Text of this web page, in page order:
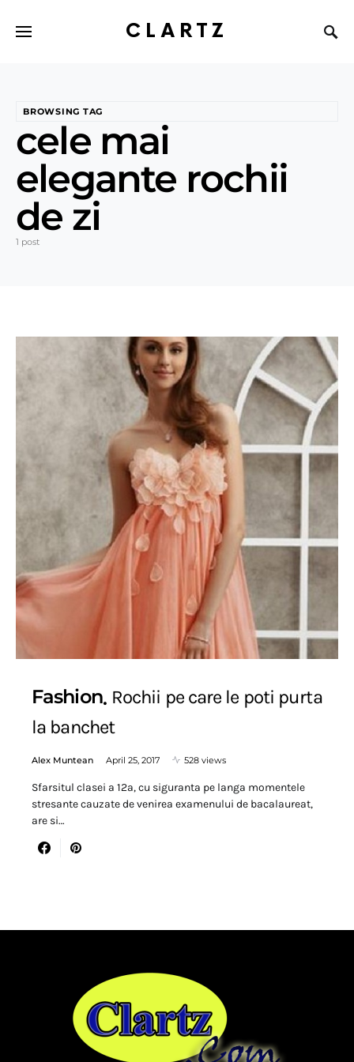
CLARTZ
BROWSING TAG
cele mai
elegante rochii
de zi
1 post
Fashion Rochii pe care le poti purta
la banchet
Alex Muntean April 25, 2017 528 views
Sfarsitul clasei a 12a, cu siguranta pe langa momentele
stresante cauzate de venirea examenului de bacalaureat,
are si…